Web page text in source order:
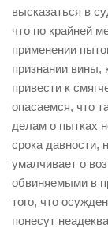
высказаться в
что по крайней
применении
признании вины,
привести к
опасаемся, что
делам о пытках
срока давности,
умалчивает о
обвиняемыми в
того, что
понесут